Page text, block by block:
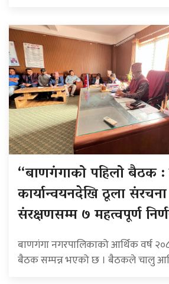
“बाणगंगाको पहिलो बैठक
कार्यान्वयनदेखि ठूला संरचना
संरक्षणसम्म ७ महत्वपूर्ण
बाणगंगा नगरपालिकाको आर्थिक वर्ष
बैठक सम्पन्न भएको छ । बैठकले चालु